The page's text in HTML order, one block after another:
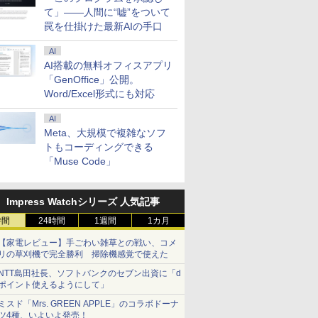
て」――人間に“嘘”をついて
罠を仕掛けた最新AIの手口
AI
AI搭載の無料オフィスアプリ
「GenOffice」公開。
Word/Excel形式にも対応
AI
Meta、大規模で複雑なソフ
トもコーディングできる
「Muse Code」
Impress Watchシリーズ 人気記事
24時間 1週間 1カ月
家電レビュー】手ごわい雑草との戦い、コメ
の草刈機で完全勝利 掃除機感覚で使えた
島田社長、ソフトバンクのセブン出資に「d
イント使えるようにして」
スド「Mrs. GREEN APPLE」のコラボドーナ
4種、いよいよ発売！